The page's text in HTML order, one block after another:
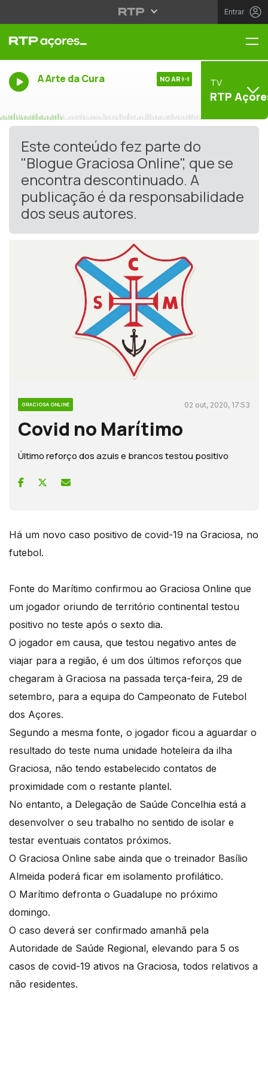
Entrar
A Arte da Cura NO AR TV
RTP
Este conteúdo fez parte do
"Blogue Graciosa Online", que se
encontra descontinuado. A
publicação é da responsabilidade
dos seus autores.
GRACIOSA ONLINE 02 out, 2020, 17:53
Covid no Marítimo
Último reforço dos azuis e brancos testou positivo
Há um novo caso positivo de covid-19 na Graciosa, no
futebol.
Fonte do Marítimo confirmou ao Graciosa Online que
um jogador oriundo de território continental testou
positivo no teste após o sexto dia.
O jogador em causa, que testou negativo antes de
viajar para a região, é um dos últimos reforços que
chegaram à Graciosa na passada terça-feira, 29 de
setembro, para a equipa do Campeonato de Futebol
dos Açores.
Segundo a mesma fonte, o jogador ficou a aguardar o
resultado do teste numa unidade hoteleira da ilha
Graciosa, não tendo estabelecido contatos de
proximidade com o restante plantel.
No entanto, a Delegação de Saúde Concelhia está a
desenvolver o seu trabalho no sentido de isolar e
testar eventuais contatos próximos.
O Graciosa Online sabe ainda que o treinador Basílio
Almeida poderá ficar em isolamento profilático.
O Marítimo defronta o Guadalupe no próximo
domingo.
O caso deverá ser confirmado amanhã pela
Autoridade de Saúde Regional, elevando para 5 os
casos de covid-19 ativos na Graciosa, todos relativos a
não residentes.